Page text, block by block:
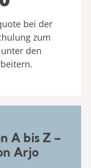
bei der
zum
den
A bis Z –
Arjo